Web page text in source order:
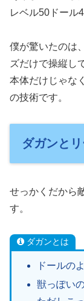
レベル50ドール
僕が驚いたのは
ズだけで操縦し
本体だけじゃな
の技術です。
ダガンと
せっかくだから
す。
ダガンとは
ドールの
獣っぽい